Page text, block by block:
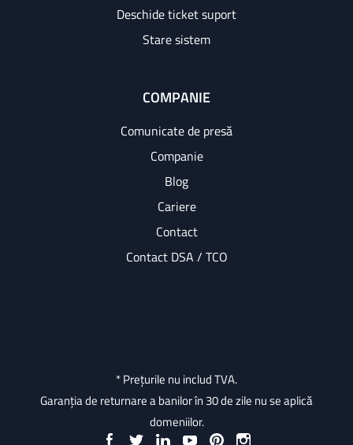
Deschide ticket suport
Stare sistem
COMPANIE
Comunicate de presă
Companie
Blog
Cariere
Contact
Contact DSA / TCO
* Prețurile nu includ TVA.
Garanția de returnare a banilor în 30 de zile nu se aplică
domeniilor.